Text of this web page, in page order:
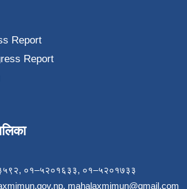
Report
Report
०१–५२०१६३३, ०१–५२०१७३३
, mahalaxmimun@gmail.com